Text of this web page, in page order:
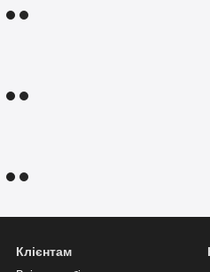
Клієнтам